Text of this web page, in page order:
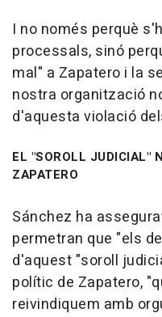
I no només perquè
processals, sinó
mal" a Zapatero i la
nostra organització
d'aquesta violació
EL "SOROLL JUDICIAL"
ZAPATERO
Sánchez ha
permetran que "els
d'aquest "soroll
polític de Zapatero,
reivindiquem amb